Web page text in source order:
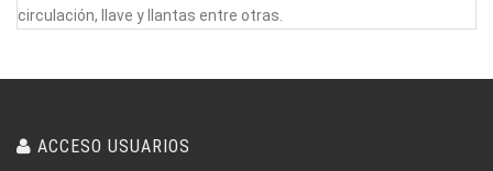
circulación, llave y llantas entre otras.
ACCESO USUARIOS